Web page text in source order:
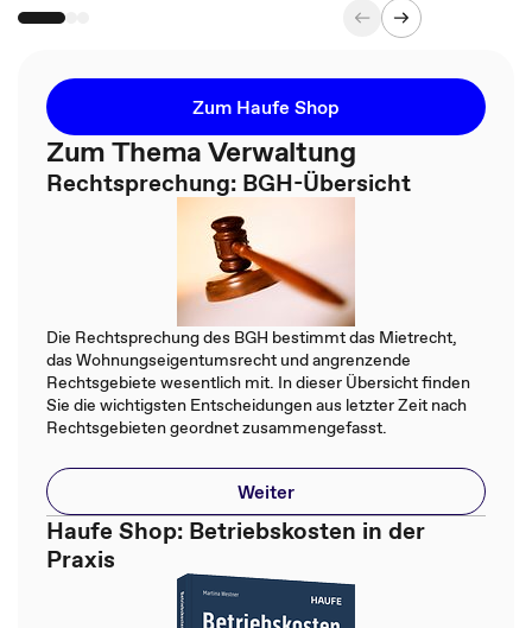
Zum Haufe Shop
Zum Thema Verwaltung
Rechtsprechung: BGH-Übersicht
Die Rechtsprechung des BGH bestimmt das Mietrecht,
das Wohnungseigentumsrecht und angrenzende
Rechtsgebiete wesentlich mit. In dieser Übersicht finden
Sie die wichtigsten Entscheidungen aus letzter Zeit nach
Rechtsgebieten geordnet zusammengefasst.
Weiter
Haufe Shop: Betriebskosten in der
Praxis